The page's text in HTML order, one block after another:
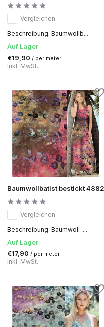
Vergleichen
Beschreibung: Baumwollb...
Auf Lager
€19,90 / per meter
Inkl. MwSt.
Baumwollbatist bestickt 4882
Vergleichen
Beschreibung: Baumwoll-...
Auf Lager
€17,90 / per meter
Inkl. MwSt.